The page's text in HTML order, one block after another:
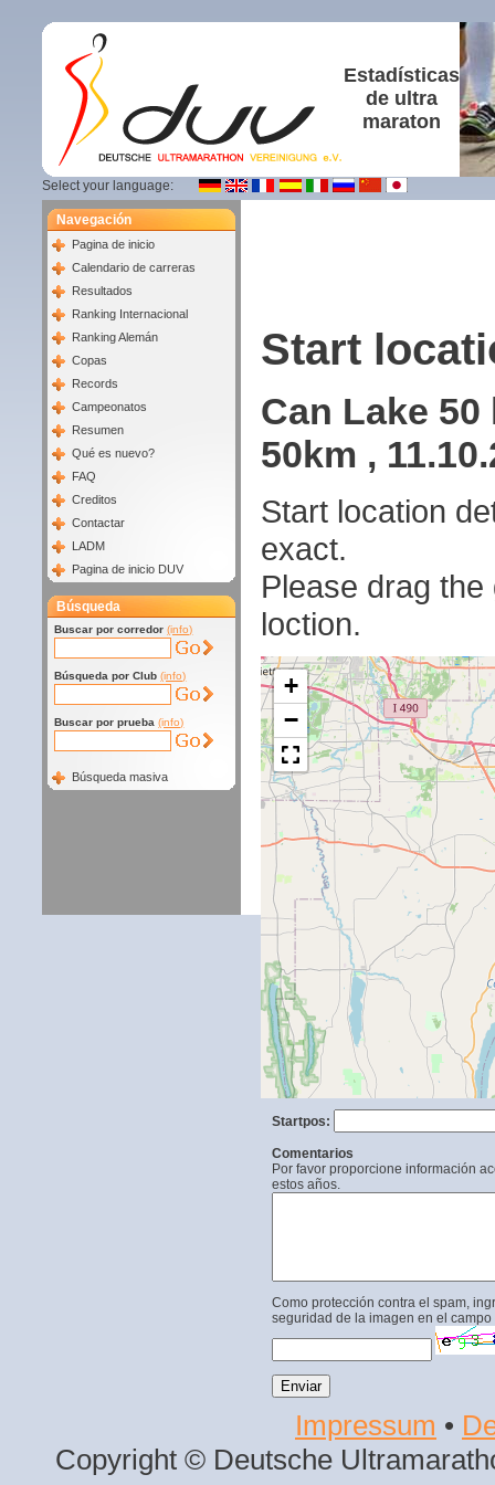
Estadísticas
de ultra
maraton
Select your language:
Navegación
Pagina de inicio
Calendario de carreras
Resultados
Ranking Internacional
Ranking Alemán
Copas
Records
Campeonatos
Resumen
Qué es nuevo?
FAQ
Creditos
Contactar
LADM
Pagina de inicio DUV
Búsqueda
Buscar por corredor (info)
Búsqueda por Club (info)
Buscar por prueba (info)
Búsqueda masiva
Start
Can Lake
50km ,
Start location
exact.
Please drag
loction.
+
−
Startpos:
Comentarios
Por favor proporcione información
estos años.
Como protección contra el spam,
seguridad de la imagen en el campo
Impressum •
Copyright © Deutsche